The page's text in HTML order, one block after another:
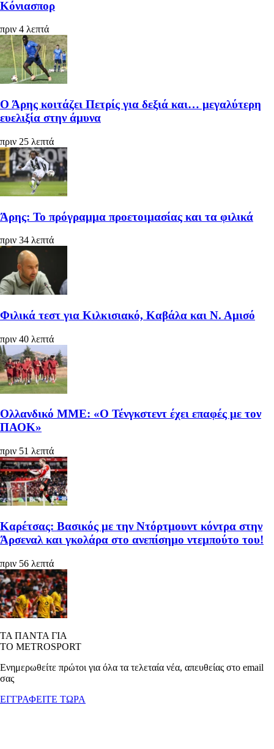
Κόνιασπορ
πριν 4 λεπτά
Ο Άρης κοιτάζει Πετρίς για δεξιά και… μεγαλύτερη
ευελιξία στην άμυνα
πριν 25 λεπτά
Άρης: Το πρόγραμμα προετοιμασίας και τα φιλικά
πριν 34 λεπτά
Φιλικά τεστ για Κιλκισιακό, Καβάλα και Ν. Αμισό
πριν 40 λεπτά
Ολλανδικό ΜΜΕ: «Ο Τένγκστεντ έχει επαφές με τον
ΠΑΟΚ»
πριν 51 λεπτά
Καρέτσας: Βασικός με την Ντόρτμουντ κόντρα στην
Άρσεναλ και γκολάρα στο ανεπίσημο ντεμπούτο του!
πριν 56 λεπτά
ΤΑ ΠΑΝΤΑ ΓΙΑ
ΤΟ METROSPORT
Ενημερωθείτε πρώτοι για όλα τα τελεταία νέα, απευθείας στο email
σας
ΕΓΓΡΑΦΕΙΤΕ ΤΩΡΑ